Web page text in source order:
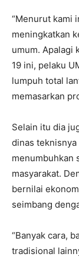
“Menurut kami
meningkatkan
umum. Apalagi
19 ini, pelaku
lumpuh total
memasarkan
Selain itu dia
dinas
menumbuhkan
masyarakat.
bernilai
seimbang
“Banyak cara,
tradisional